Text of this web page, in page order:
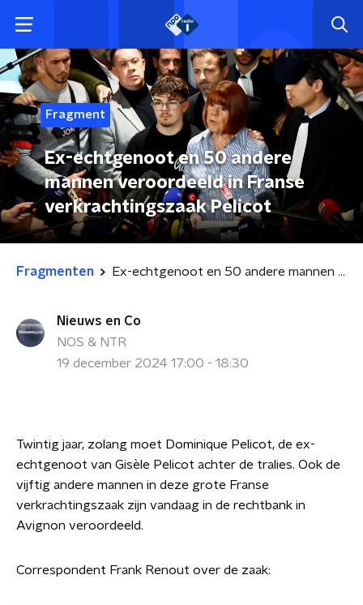
Fragment
Ex-echtgenoot en 50 andere
mannen veroordeeld in Franse
verkrachtingszaak Pelicot
Fragmenten Ex-echtgenoot en 50 andere mannen veroordeeld in Franse verkrachtingszaak Pelicot
Nieuws en Co
NOS & NTR
19 december 2024 17:00 - 18:30
Twintig jaar, zolang moet Dominique Pelicot, de ex-
echtgenoot van Gisèle Pelicot achter de tralies. Ook de
vijftig andere mannen in deze grote Franse
verkrachtingszaak zijn vandaag in de rechtbank in
Avignon veroordeeld.
Correspondent Frank Renout over de zaak: